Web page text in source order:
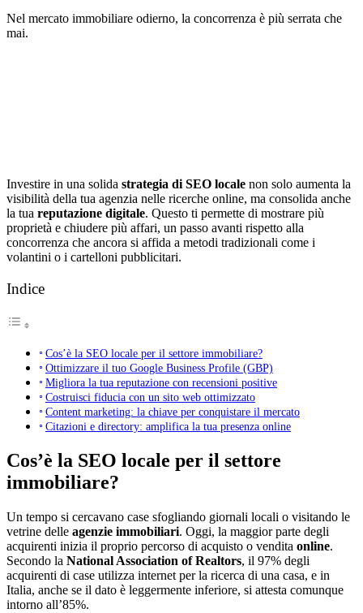
Nel mercato immobiliare odierno, la concorrenza è più serrata che
mai.
Investire in una solida strategia di SEO locale non solo aumenta la
visibilità della tua agenzia nelle ricerche online, ma consolida anche
la tua reputazione digitale. Questo ti permette di mostrare più
proprietà e chiudere più affari, un passo avanti rispetto alla
concorrenza che ancora si affida a metodi tradizionali come i
volantini o i cartelloni pubblicitari.
Indice
Cos’è la SEO locale per il settore immobiliare?
Ottimizzare il tuo Google Business Profile (GBP)
Migliora la tua reputazione con recensioni positive
Costruisci fiducia con un sito web ottimizzato
Content marketing: la chiave per conquistare il mercato
Citazioni e directory: amplifica la tua presenza online
Cos’è la SEO locale per il settore
immobiliare?
Un tempo si cercavano case sfogliando giornali locali o visitando le
vetrine delle agenzie immobiliari. Oggi, la maggior parte degli
acquirenti inizia il proprio percorso di acquisto o vendita online.
Secondo la National Association of Realtors, il 97% degli
acquirenti di case utilizza internet per la ricerca di una casa, e in
Italia, anche se il dato è leggermente inferiore, si attesta comunque
intorno all’85%.